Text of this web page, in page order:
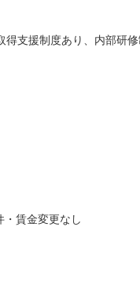
支援制度あり、内部研修
賃金変更なし